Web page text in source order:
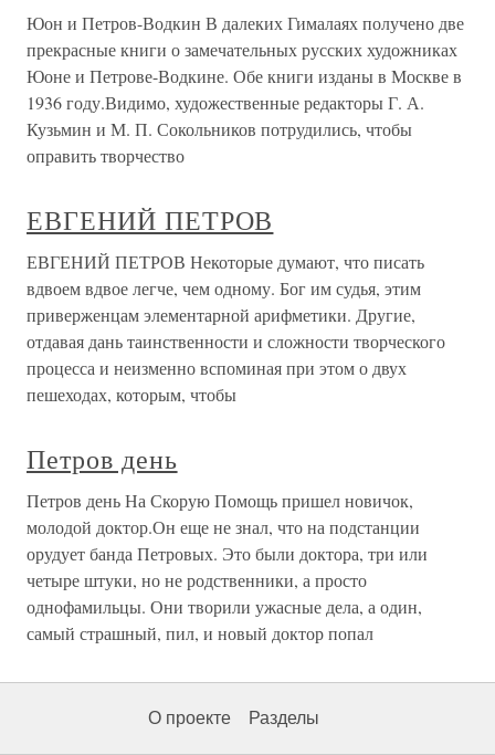
Юон и Петров-Водкин В далеких Гималаях получено две
прекрасные книги о замечательных русских художниках
Юоне и Петрове-Водкине. Обе книги изданы в Москве в
1936 году.Видимо, художественные редакторы Г. А.
Кузьмин и М. П. Сокольников потрудились, чтобы
оправить творчество
ЕВГЕНИЙ ПЕТРОВ
ЕВГЕНИЙ ПЕТРОВ Некоторые думают, что писать
вдвоем вдвое легче, чем одному. Бог им судья, этим
приверженцам элементарной арифметики. Другие,
отдавая дань таинственности и сложности творческого
процесса и неизменно вспоминая при этом о двух
пешеходах, которым, чтобы
Петров день
Петров день На Скорую Помощь пришел новичок,
молодой доктор.Он еще не знал, что на подстанции
орудует банда Петровых. Это были доктора, три или
четыре штуки, но не родственники, а просто
однофамильцы. Они творили ужасные дела, а один,
самый страшный, пил, и новый доктор попал
О проекте Разделы